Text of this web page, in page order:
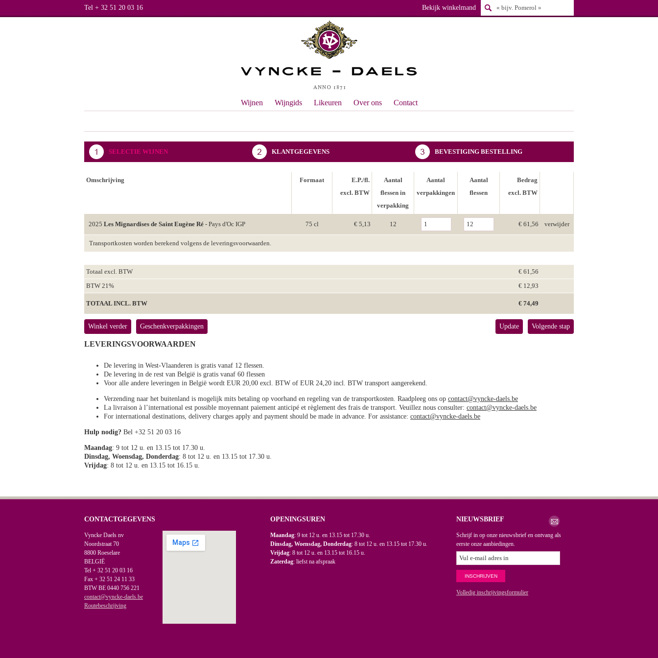
Tel + 32 51 20 03 16 Bekijk winkelmand
Wijnen Wijngids Likeuren Over ons Contact
SELECTIE WIJNEN KLANTGEGEVENS BEVESTIGING BESTELLING
Omschrijving Formaat
E.P./fl.
excl. BTW
Aantal
flessen in
verpakking
Aantal
verpakkingen
Aantal
flessen
Bedrag
excl. BTW
2025 Les Mignardises de Saint Eugène Ré - Pays d'Oc IGP 75 cl € 5,13 12 € 61,56 verwijder
Transportkosten worden berekend volgens de leveringsvoorwaarden.
Totaal excl. BTW
€ 61,56
BTW 21%
€ 12,93
TOTAAL INCL. BTW € 74,49
Winkel verder Geschenkverpakkingen Volgende stap
Update
LEVERINGSVOORWAARDEN
De levering in West-Vlaanderen is gratis vanaf 12 flessen.
De levering in de rest van België is gratis vanaf 60 flessen
Voor alle andere leveringen in België wordt EUR 20,00 excl. BTW of EUR 24,20 incl. BTW transport aangerekend.
Verzending naar het buitenland is mogelijk mits betaling op voorhand en regeling van de transportkosten. Raadpleeg ons op contact@vyncke-daels.be
La livraison à l’international est possible moyennant paiement anticipé et règlement des frais de transport. Veuillez nous consulter: contact@vyncke-daels.be
For international destinations, delivery charges apply and payment should be made in advance. For assistance: contact@vyncke-daels.be
Hulp nodig? Bel +32 51 20 03 16
Maandag: 9 tot 12 u. en 13.15 tot 17.30 u.
Dinsdag, Woensdag, Donderdag: 8 tot 12 u. en 13.15 tot 17.30 u.
Vrijdag: 8 tot 12 u. en 13.15 tot 16.15 u.
CONTACTGEGEVENS
Vyncke Daels nv
Noordstraat 70
8800 Roeselare
BELGIË
Tel + 32 51 20 03 16
Fax + 32 51 24 11 33
BTW BE 0440 756 221
contact@vyncke-daels.be
Routebeschrijving
OPENINGSUREN
Maandag: 9 tot 12 u. en 13.15 tot 17.30 u.
Dinsdag, Woensdag, Donderdag: 8 tot 12 u. en 13.15 tot 17.30 u.
Vrijdag: 8 tot 12 u. en 13.15 tot 16.15 u.
Zaterdag: liefst na afspraak
NIEUWSBRIEF
Schrijf in op onze nieuwsbrief en ontvang als
eerste onze aanbiedingen.
Volledig inschrijvingsformulier